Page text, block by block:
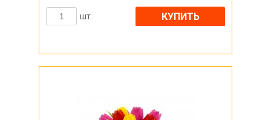
шт КУПИТЬ